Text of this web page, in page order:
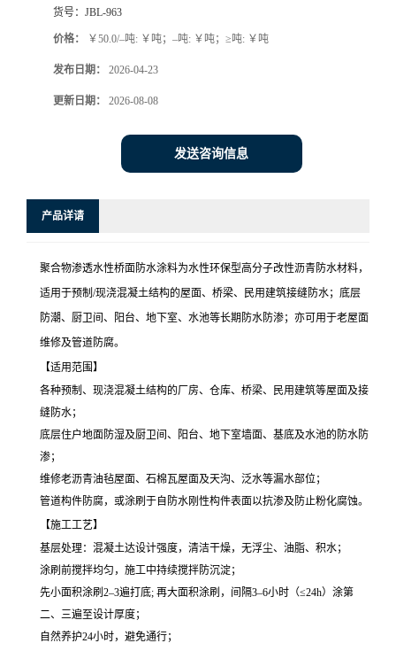
货号： JBL-963
价格： ￥50.0/–吨: ￥吨；–吨: ￥吨；≥吨: ￥吨
发布日期： 2026-04-23
更新日期： 2026-08-08
发送咨询信息
产品详请
聚合物渗透水性桥面防水涂料为水性环保型高分子改性沥青防水材料，
适用于预制/现浇混凝土结构的屋面、桥梁、民用建筑接缝防水；底层
防潮、厨卫间、阳台、地下室、水池等长期防水防渗；亦可用于老屋面
维修及管道防腐。
【适用范围】
各种预制、现浇混凝土结构的厂房、仓库、桥梁、民用建筑等屋面及接
缝防水；
底层住户地面防湿及厨卫间、阳台、地下室墙面、基底及水池的防水防
渗；
维修老沥青油毡屋面、石棉瓦屋面及天沟、泛水等漏水部位；
管道构件防腐，或涂刷于自防水刚性构件表面以抗渗及防止粉化腐蚀。
【施工工艺】
基层处理：混凝土达设计强度，清洁干燥，无浮尘、油脂、积水；
涂刷前搅拌均匀，施工中持续搅拌防沉淀；
先小面积涂刷2–3遍打底; 再大面积涂刷，间隔3–6小时（≤24h）涂第
二、三遍至设计厚度；
自然养护24小时，避免通行；